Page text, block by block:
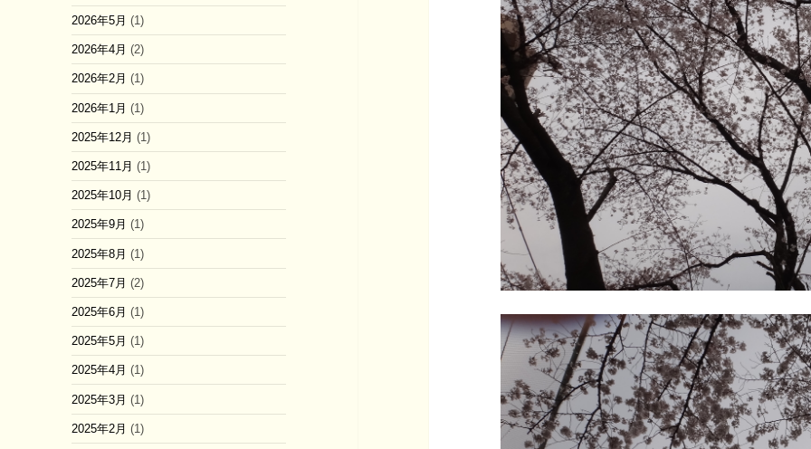
2026年5月 (1)
2026年4月 (2)
2026年2月 (1)
2026年1月 (1)
2025年12月 (1)
2025年11月 (1)
2025年10月 (1)
2025年9月 (1)
2025年8月 (1)
2025年7月 (2)
2025年6月 (1)
2025年5月 (1)
2025年4月 (1)
2025年3月 (1)
2025年2月 (1)